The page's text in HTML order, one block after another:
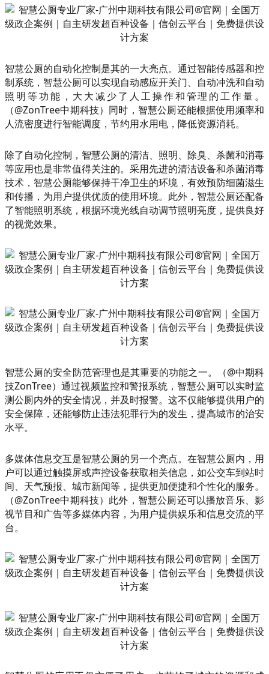
智慧公厕的自动化控制是其的一大亮点。通过智能传感器和控
制系统，智慧公厕可以实现自动感应开关门、自动冲洗和自动
照明等功能，大大减少了人工操作和管理的工作量。
（@ZonTree中期科技）同时，智慧公厕还能根据使用频率和
人流密度进行智能调度，节约用水用电，降低资源消耗。
除了自动化控制，智慧公厕的清洁、照明、除臭、杀菌和消毒
等应用也是非常值得关注的。采用先进的清洁设备和杀菌消毒
技术，智慧公厕能够保持干净卫生的环境，有效预防细菌滋生
和传播，为用户提供优质的使用环境。此外，智慧公厕还配备
了智能照明系统，根据环境光线自动调节照明亮度，提供良好
的视觉效果。
智慧公厕的安全防范管理也是其重要的功能之一。（@中期科
技ZonTree）通过视频监控和警报系统，智慧公厕可以实时监
测公厕内外的安全情况，并及时报警。这不仅能够提供用户的
安全保障，还能够防止违法犯罪行为的发生，提高城市的治安
水平。
多媒体信息交互是智慧公厕的另一个亮点。在智慧公厕内，用
户可以通过触摸屏或声控设备获取相关信息，如公交车到站时
间、天气预报、城市新闻等，提供更加便捷和个性化的服务。
（@ZonTree中期科技）此外，智慧公厕还可以播放音乐、影
视节目和广告等多媒体内容，为用户提供娱乐和信息交流的平
台。